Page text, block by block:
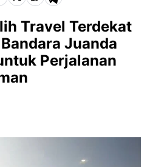
Travel Terdekat
Juanda
Perjalanan